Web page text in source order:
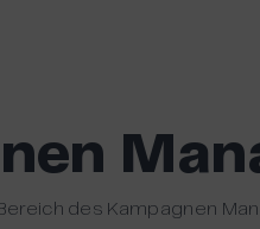
des Kampagnen